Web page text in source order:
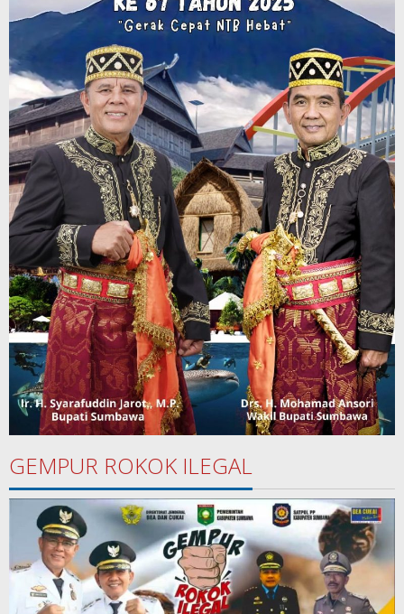
GEMPUR ROKOK ILEGAL